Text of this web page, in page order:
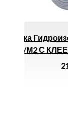
FOLDER D
(75м2)